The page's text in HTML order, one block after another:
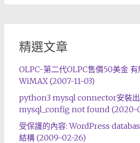
精選文章
OLPC-第二代OLPC售價50美金 有
WiMAX (2007-11-03)
python3 mysql connector安裝
mysql_config not found (2020-
受保護的內容: WordPress
結構 (2009-02-26)